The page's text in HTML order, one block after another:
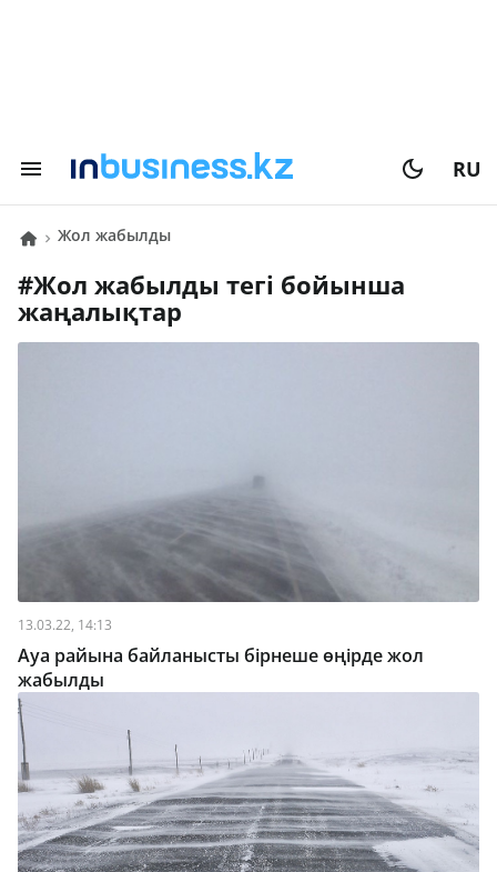
RU
жол жабылды
# жол жабылды тегі бойынша
жаңалықтар
13.03.22, 14:13
Ауа райына байланысты бірнеше өңірде жол
жабылды